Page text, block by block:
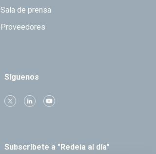
Sala de prensa
Proveedores
Síguenos
Subscríbete a "Redeia al día"